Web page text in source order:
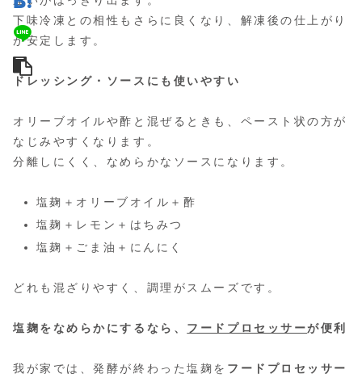
下味冷凍との相性もさらに良くなり、解凍後の仕上がり
が安定します。
ドレッシング・ソースにも使いやすい
オリーブオイルや酢と混ぜるときも、ペースト状の方が
なじみやすくなります。
分離しにくく、なめらかなソースになります。
塩麹＋オリーブオイル＋酢
塩麹＋レモン＋はちみつ
塩麹＋ごま油＋にんにく
どれも混ざりやすく、調理がスムーズです。
塩麹をなめらかにするなら、 フードプロセッサーが便利
我が家では、発酵が終わった塩麹を フードプロセッサー